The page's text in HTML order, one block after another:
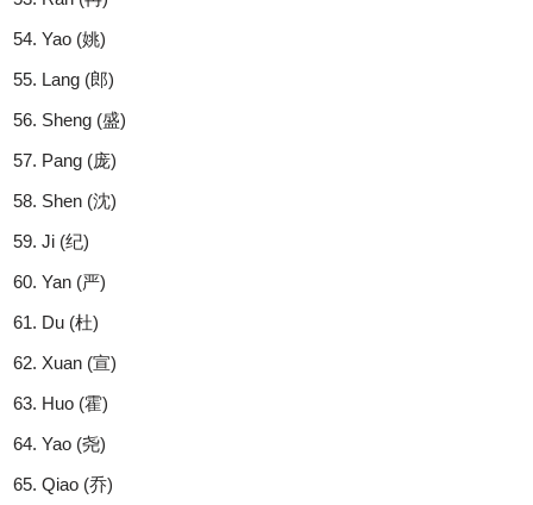
Yao (姚)
Lang (郎)
Sheng (盛)
Pang (庞)
Shen (沈)
Ji (纪)
Yan (严)
Du (杜)
Xuan (宣)
Huo (霍)
Yao (尧)
Qiao (乔)